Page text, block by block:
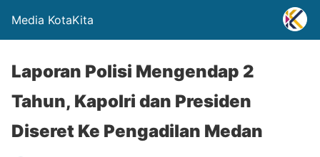
Media KotaKita
Laporan Polisi Mengendap 2
Tahun, Kapolri dan Presiden
Diseret Ke Pengadilan Medan